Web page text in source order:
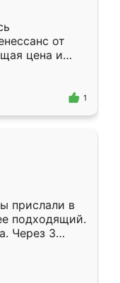
от
цена и
Приехавший
1
прислали в
подходящий.
Через 3
Остались